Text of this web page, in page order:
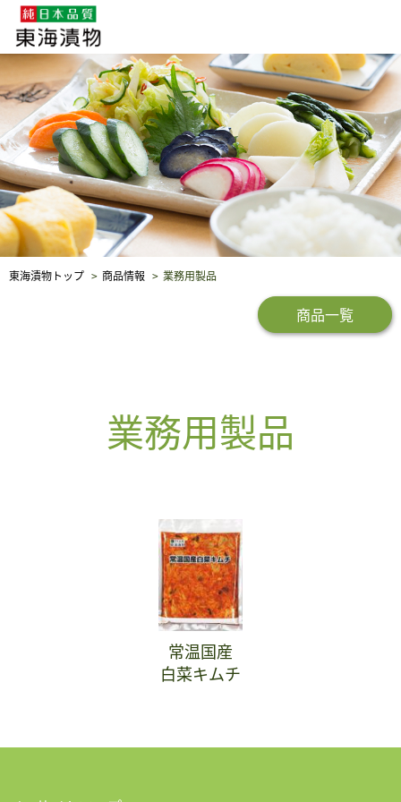
企業・採用情報 社会貢献 品質保証
東海漬物トップ 商品情報 業務用製品
商品一覧
業務用製品
常温国産
白菜キムチ